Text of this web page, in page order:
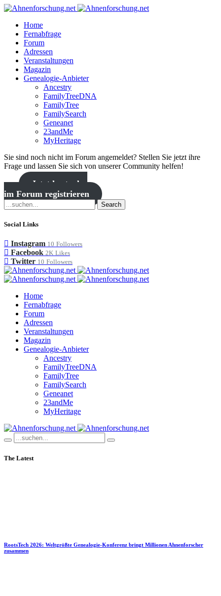
Home
Fernabfrage
Forum
Adressen
Veranstaltungen
Magazin
Genealogie-Anbieter
Ancestry
FamilyTreeDNA
FamilyTree
FamilySearch
Geneanet
23andMe
MyHeritage
Sie sind noch nicht im Forum angemeldet? Stellen Sie jetzt ihre
Frage und lassen Sie sich von unserer Community helfen!
Jetzt kostenlos
im Forum registrieren
Search
Social Links
Instagram 10 Followers
Facebook 2K Likes
Twitter 10 Followers
Home
Fernabfrage
Forum
Adressen
Veranstaltungen
Magazin
Genealogie-Anbieter
Ancestry
FamilyTreeDNA
FamilyTree
FamilySearch
Geneanet
23andMe
MyHeritage
The Latest
RootsTech 2026: Weltgrößte Genealogie-Konferenz bringt Millionen Ahnenforscher
zusammen